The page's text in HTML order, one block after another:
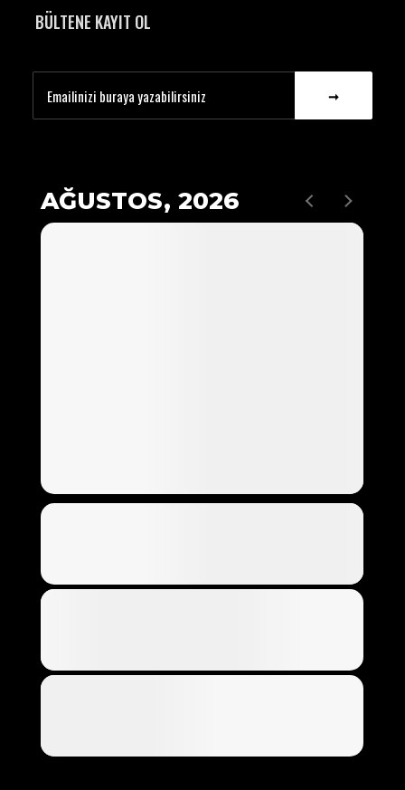
BÜLTENE KAYIT OL
AĞUSTOS, 2026